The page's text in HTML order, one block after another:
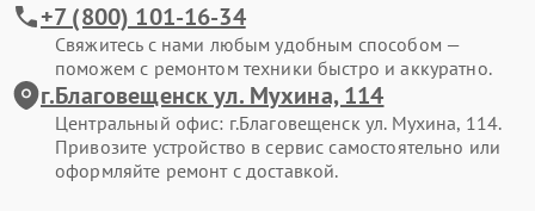
+7 (800) 101-16-34
Свяжитесь с нами любым удобным способом —
поможем с ремонтом техники быстро и аккуратно.
г.Благовещенск ул. Мухина, 114
Центральный офис: г.Благовещенск ул. Мухина, 114.
Привозите устройство в сервис самостоятельно или
оформляйте ремонт с доставкой.